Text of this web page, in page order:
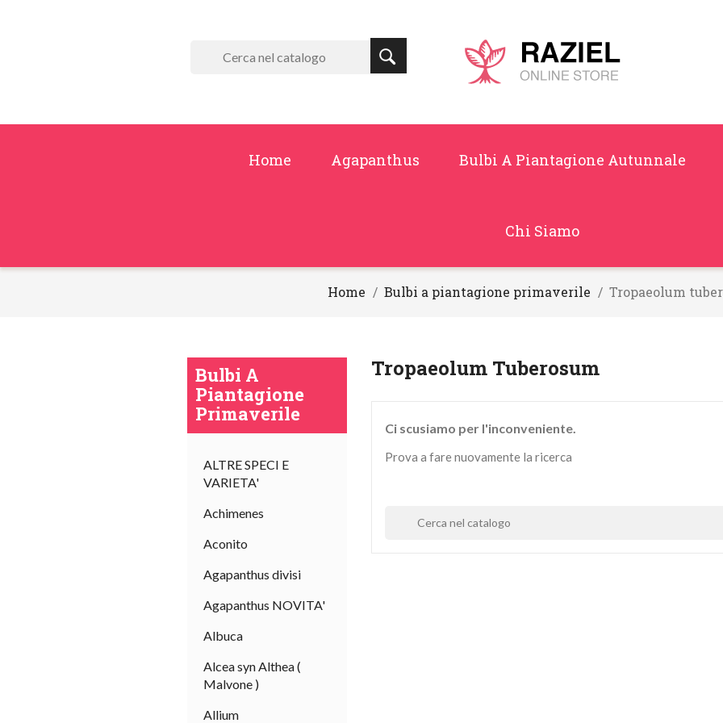
Home Agapanthus Bulbi A Piantagione Autunnale
Chi Siamo
Home Bulbi a piantagione primaverile Tropaeolum
Bulbi A
Piantagione
Primaverile
ALTRE SPECI E
VARIETA'
Achimenes
Aconito
Agapanthus divisi
Agapanthus NOVITA'
Albuca
Alcea syn Althea (
Malvone )
Allium
Tropaeolum Tuberosum
Ci scusiamo per l'inconveniente.
Prova a fare nuovamente la ricerca